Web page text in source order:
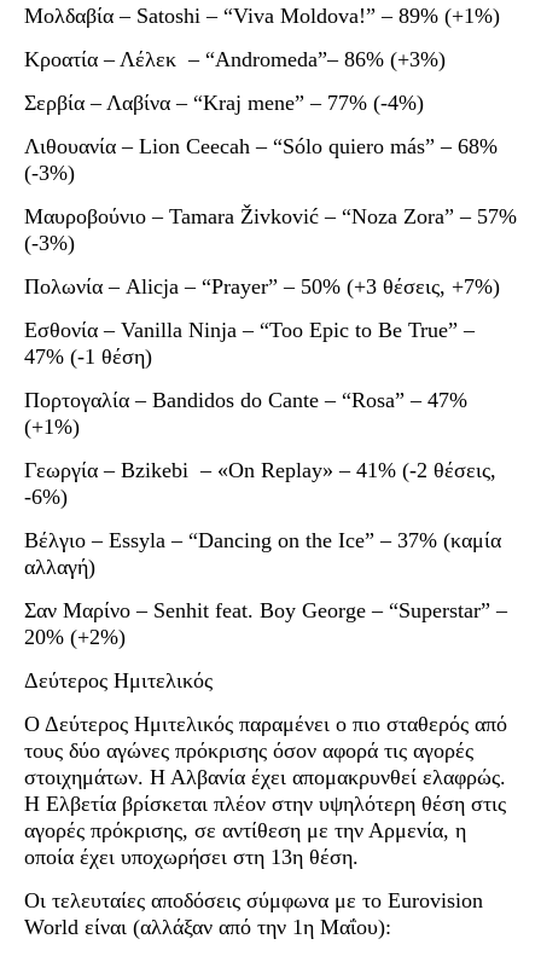
Μολδαβία – Satoshi – “Viva Moldova!” – 89% (+1%)
Κροατία – Λέλεκ – “Andromeda”– 86% (+3%)
Σερβία – Λαβίνα – “Kraj mene” – 77% (-4%)
Λιθουανία – Lion Ceecah – “Sólo quiero más” – 68%
(-3%)
Μαυροβούνιο – Tamara Živković – “Noza Zora” – 57%
(-3%)
Πολωνία – Alicja – “Prayer” – 50% (+3 θέσεις, +7%)
Εσθονία – Vanilla Ninja – “Too Epic to Be True” –
47% (-1 θέση)
Πορτογαλία – Bandidos do Cante – “Rosa” – 47%
(+1%)
Γεωργία – Bzikebi – «On Replay» – 41% (-2 θέσεις,
-6%)
Βέλγιο – Essyla – “Dancing on the Ice” – 37% (καμία
αλλαγή)
Σαν Μαρίνο – Senhit feat. Boy George – “Superstar” –
20% (+2%)
Δεύτερος Ημιτελικός
Ο Δεύτερος Ημιτελικός παραμένει ο πιο σταθερός από
τους δύο αγώνες πρόκρισης όσον αφορά τις αγορές
στοιχημάτων. Η Αλβανία έχει απομακρυνθεί ελαφρώς.
Η Ελβετία βρίσκεται πλέον στην υψηλότερη θέση στις
αγορές πρόκρισης, σε αντίθεση με την Αρμενία, η
οποία έχει υποχωρήσει στη 13η θέση.
Οι τελευταίες αποδόσεις σύμφωνα με το Eurovision
World είναι (αλλάξαν από την 1η Μαΐου):